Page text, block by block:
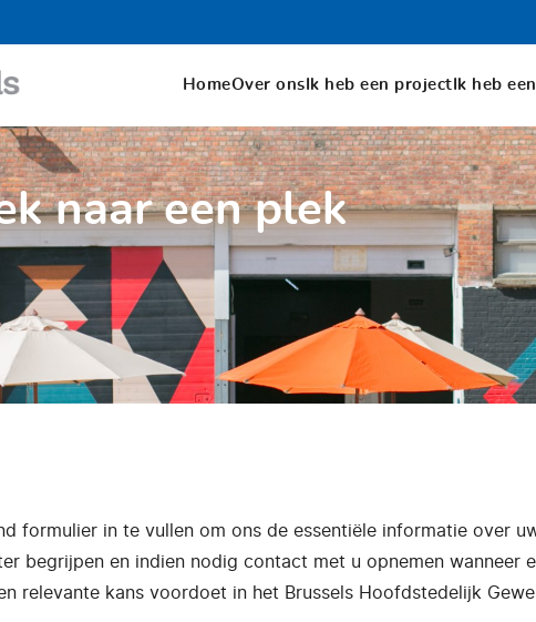
HomeOver onsIk heb een projectIk heb
naar een plek
formulier in te vullen om ons de essentiële informatie over
begrijpen en indien nodig contact met u opnemen
relevante kans voordoet in het Brussels Hoofdstedelijk